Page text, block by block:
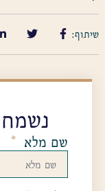
שיתוף:
שם מלא